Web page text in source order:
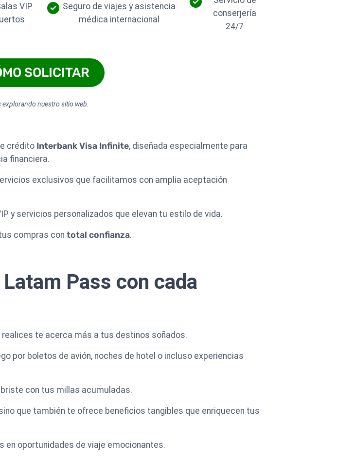
VIP
Seguro de viajes y asistencia
médica internacional
conserjería
24/7
SOLICITAR
explorando nuestro sitio web.
crédito Interbank Visa Infinite, diseñada especialmente para
financiera.
exclusivos que facilitamos con amplia aceptación
y servicios personalizados que elevan tu estilo de vida.
compras con total confianza.
Pass con cada
te acerca más a tus destinos soñados.
por boletos de avión, noches de hotel o incluso experiencias
con tus millas acumuladas.
que también te ofrece beneficios tangibles que enriquecen tus
en oportunidades de viaje emocionantes.